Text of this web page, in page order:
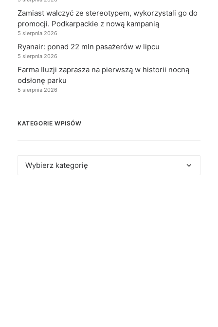
Zamiast walczyć ze stereotypem, wykorzystali go do
promocji. Podkarpackie z nową kampanią
5 sierpnia 2026
Ryanair: ponad 22 mln pasażerów w lipcu
5 sierpnia 2026
Farma Iluzji zaprasza na pierwszą w historii nocną
odsłonę parku
5 sierpnia 2026
KATEGORIE WPISÓW
Kategorie